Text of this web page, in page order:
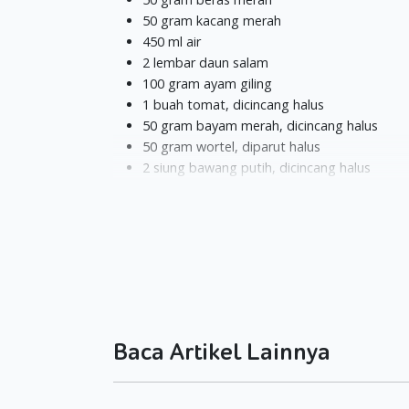
50 gram kacang merah
450 ml air
2 lembar daun salam
100 gram ayam giling
1 buah tomat, dicincang halus
50 gram bayam merah, dicincang halus
50 gram wortel, diparut halus
2 siung bawang putih, dicincang halus
Angkat, saring dengan saringan kawat dan
Baca Artikel Lainnya